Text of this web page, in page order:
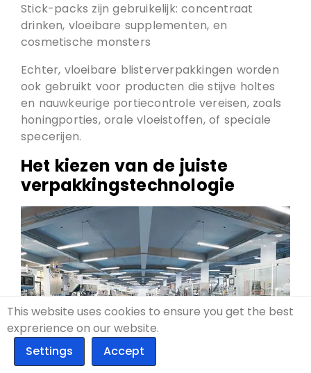
Stick-packs zijn gebruikelijk: concentraat
drinken, vloeibare supplementen, en
cosmetische monsters
Echter, vloeibare blisterverpakkingen worden
ook gebruikt voor producten die stijve holtes
en nauwkeurige portiecontrole vereisen, zoals
honingporties, orale vloeistoffen, of speciale
specerijen.
Het kiezen van de juiste
verpakkingstechnologie
Uit deze voorbeelden, er ontstaat een duidelijk
This website uses cookies to ensure you get the best
exprerience on our website.